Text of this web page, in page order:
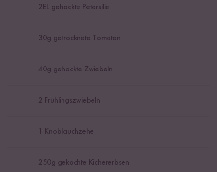
2EL gehackte Petersilie
30g getrocknete Tomaten
40g gehackte Zwiebeln
2 Frühlingszwiebeln
1 Knoblauchzehe
250g gekochte Kichererbsen